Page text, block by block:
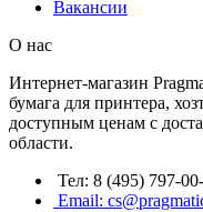
Вакансии
О нас
Интернет-магазин
бумага для принтера,
доступным ценам с
области.
Тел: 8 (495) 797-
Email: